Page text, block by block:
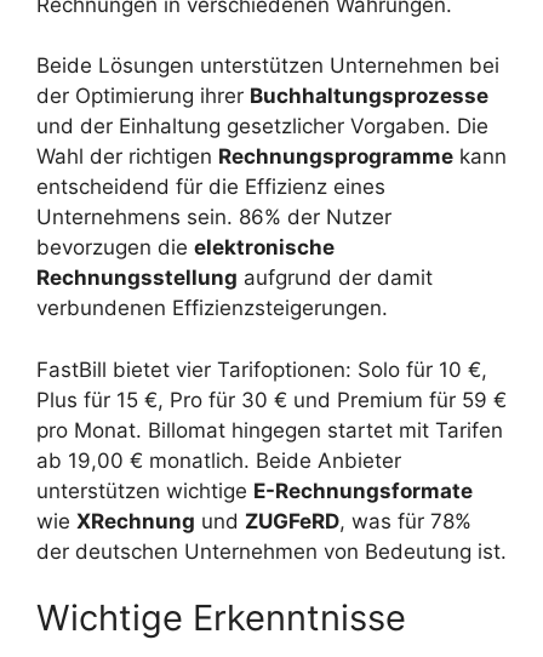
Beide Lösungen unterstützen Unternehmen bei
der Optimierung ihrer Buchhaltungsprozesse
und der Einhaltung gesetzlicher Vorgaben. Die
Wahl der richtigen Rechnungsprogramme kann
entscheidend für die Effizienz eines
Unternehmens sein. 86% der Nutzer
bevorzugen die elektronische
Rechnungsstellung aufgrund der damit
verbundenen Effizienzsteigerungen.
FastBill bietet vier Tarifoptionen: Solo für 10 €,
Plus für 15 €, Pro für 30 € und Premium für 59 €
pro Monat. Billomat hingegen startet mit Tarifen
ab 19,00 € monatlich. Beide Anbieter
unterstützen wichtige E-Rechnungsformate
wie XRechnung und ZUGFeRD, was für 78%
der deutschen Unternehmen von Bedeutung ist.
Wichtige Erkenntnisse